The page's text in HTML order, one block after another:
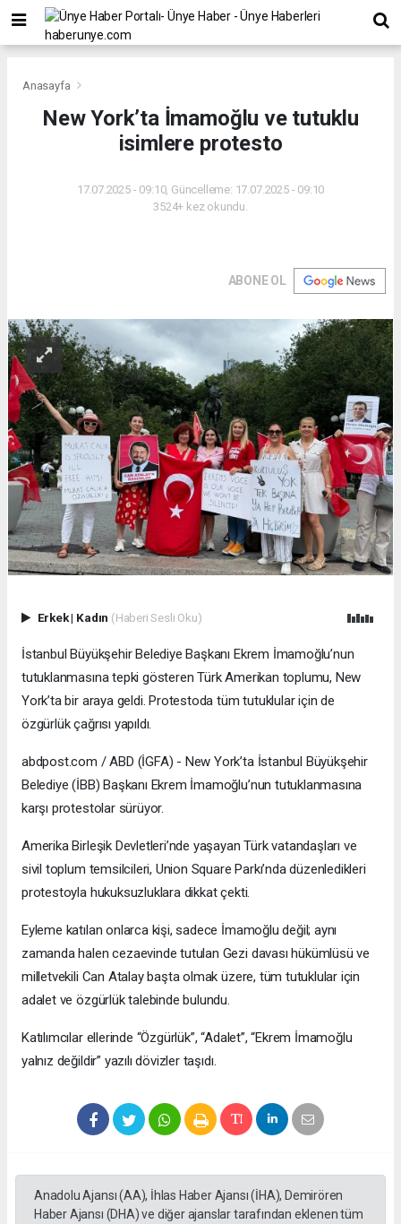
Anasayfa
New York’ta İmamoğlu ve tutuklu
isimlere protesto
17.07.2025 - 09:10, Güncelleme: 17.07.2025 - 09:10
3524+ kez okundu.
ABONE OL
Erkek| Kadın (Haberi Sesli Oku)
İstanbul Büyükşehir Belediye Başkanı Ekrem İmamoğlu’nun
tutuklanmasına tepki gösteren Türk Amerikan toplumu, New
York’ta bir araya geldi. Protestoda tüm tutuklular için de
özgürlük çağrısı yapıldı.
abdpost.com / ABD (İGFA) - New York’ta İstanbul Büyükşehir
Belediye (İBB) Başkanı Ekrem İmamoğlu’nun tutuklanmasına
karşı protestolar sürüyor.
Amerika Birleşik Devletleri’nde yaşayan Türk vatandaşları ve
sivil toplum temsilcileri, Union Square Parkı’nda düzenledikleri
protestoyla hukuksuzluklara dikkat çekti.
Eyleme katılan onlarca kişi, sadece İmamoğlu değil; aynı
zamanda halen cezaevinde tutulan Gezi davası hükümlüsü ve
milletvekili Can Atalay başta olmak üzere, tüm tutuklular için
adalet ve özgürlük talebinde bulundu.
Katılımcılar ellerinde “Özgürlük”, “Adalet”, “Ekrem İmamoğlu
yalnız değildir” yazılı dövizler taşıdı.
Anadolu Ajansı (AA), İhlas Haber Ajansı (İHA), Demirören
Haber Ajansı (DHA) ve diğer ajanslar tarafından eklenen tüm